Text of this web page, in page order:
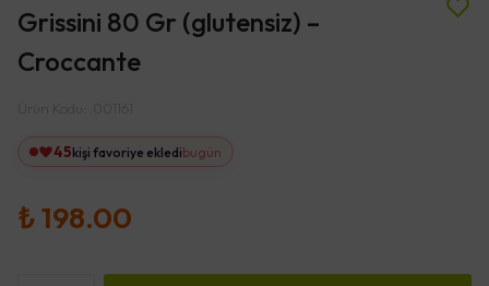
Grissini 80 Gr (glutensiz) –
Croccante
Ürün Kodu : 001161
45kişi favoriye ekledibugün
₺ 198.00